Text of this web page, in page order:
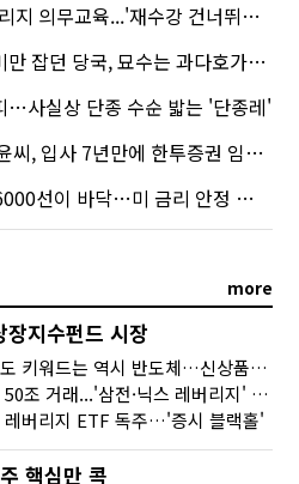
무교육...'재수강 건너뛰기' 허점
던 당국, 묘수는 과다호가부담금?
…사실상 단종 수순 밟는 '단종레'
입사 7년만에 한투증권 임원 승진
바닥…미 금리 안정 후 추가 회복"
more
지수펀드 시장
변동성에도 키워드는 역시 반도체…신상품은 우주·방산
이번주만 50조 거래...'삼전·닉스 레버리지' 수익률은 -30%
레버리지 ETF 독주…'증시 블랙홀'
핵심만 콕